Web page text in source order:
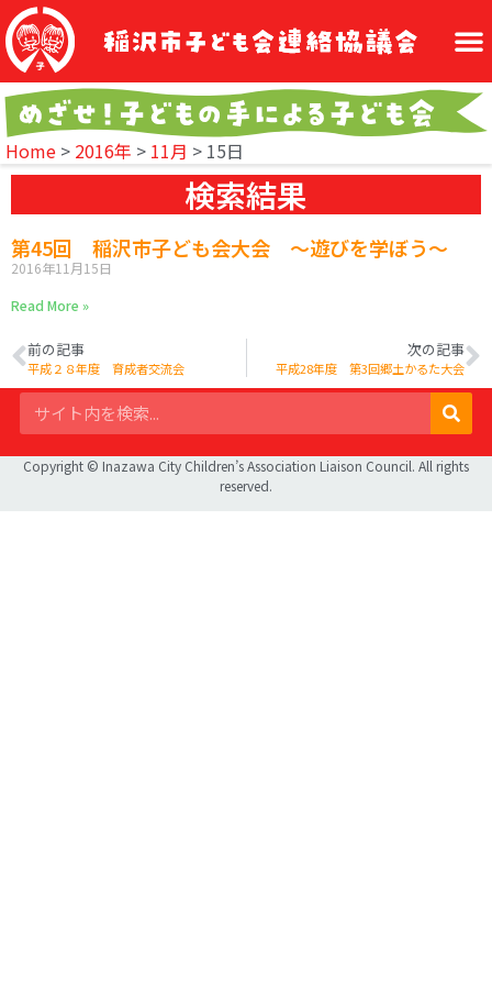
Home > 2016年 > 11月 > 15日
検索結果
第45回 稲沢市子ども会大会 ～遊びを学ぼう～
2016年11月15日
Read More »
前の記事
平成２８年度 育成者交流会
次の記事
平成28年度 第3回郷土かるた大会
Copyright © Inazawa City Children’s Association Liaison Council. All rights
reserved.